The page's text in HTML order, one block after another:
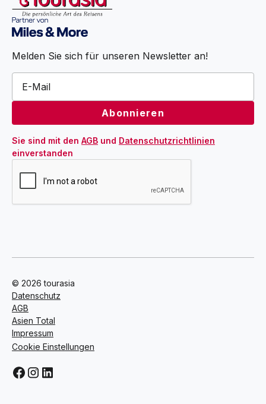
Melden Sie sich für unseren Newsletter an!
Sie sind mit den AGB und Datenschutzrichtlinien
einverstanden
© 2026 tourasia
Datenschutz
AGB
Asien Total
Impressum
Cookie Einstellungen